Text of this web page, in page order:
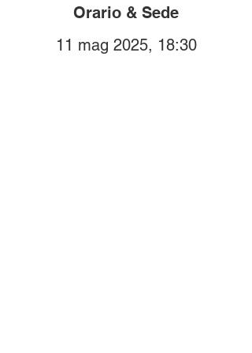
Orario & Sede
11 mag 2025, 18:30